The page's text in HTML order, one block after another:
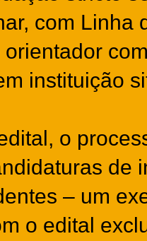
com Linha
instituição
o
de
– um
o edital